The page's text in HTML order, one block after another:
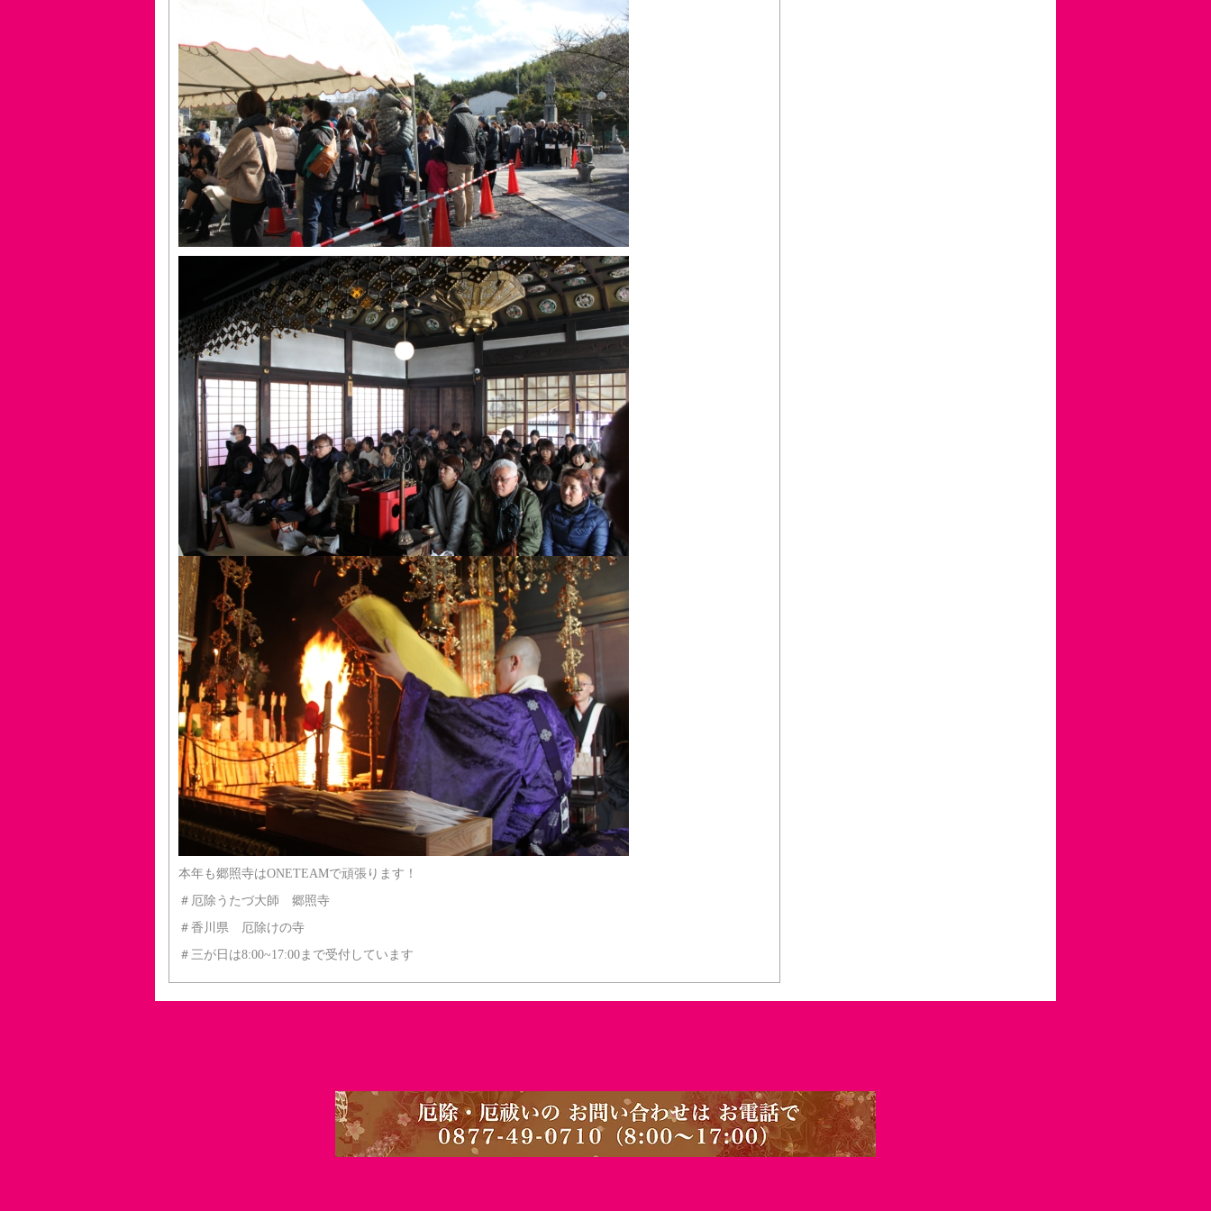
本年も郷照寺はONETEAMで頑張ります！
＃厄除うたづ大師 郷照寺
＃香川県 厄除けの寺
＃三が日は8:00~17:00まで受付しています